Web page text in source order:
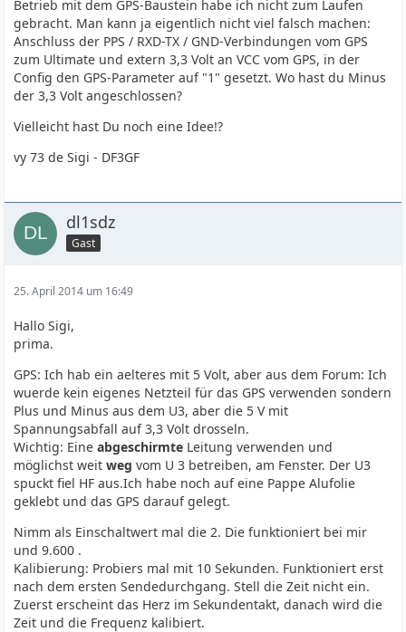
Betrieb mit dem GPS-Baustein habe ich nicht zum Laufen
gebracht. Man kann ja eigentlich nicht viel falsch machen:
Anschluss der PPS / RXD-TX / GND-Verbindungen vom GPS
zum Ultimate und extern 3,3 Volt an VCC vom GPS, in der
Config den GPS-Parameter auf "1" gesetzt. Wo hast du Minus
der 3,3 Volt angeschlossen?
Vielleicht hast Du noch eine Idee!?
vy 73 de Sigi - DF3GF
dl1sdz
Gast
25. April 2014 um 16:49
Hallo Sigi,
prima.
GPS: Ich hab ein aelteres mit 5 Volt, aber aus dem Forum: Ich
wuerde kein eigenes Netzteil für das GPS verwenden sondern
Plus und Minus aus dem U3, aber die 5 V mit
Spannungsabfall auf 3,3 Volt drosseln.
Wichtig: Eine abgeschirmte Leitung verwenden und
möglichst weit weg vom U 3 betreiben, am Fenster. Der U3
spuckt fiel HF aus.Ich habe noch auf eine Pappe Alufolie
geklebt und das GPS darauf gelegt.
Nimm als Einschaltwert mal die 2. Die funktioniert bei mir
und 9.600 .
Kalibierung: Probiers mal mit 10 Sekunden. Funktioniert erst
nach dem ersten Sendedurchgang. Stell die Zeit nicht ein.
Zuerst erscheint das Herz im Sekundentakt, danach wird die
Zeit und die Frequenz kalibiert.